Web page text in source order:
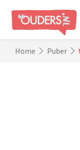
Home Puber